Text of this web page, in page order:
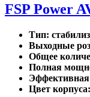
FSP Power
Тип:
Выходные
Общее
Полная
Цвет корпуса